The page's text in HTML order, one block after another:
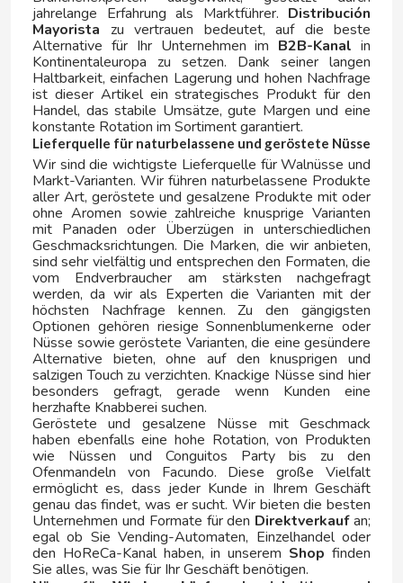
GLOBAL FOOD
GRANHS KONFEKTYR
GRANINI
GREFUSA
GUAY CAFÉ
GULLON
H
HALLS
HARIBO
HEINZ
jahrelange Erfahrung als Marktführer. Distribución
Mayorista zu vertrauen bedeutet, auf die beste
Alternative für Ihr Unternehmen im B2B-Kanal in
Kontinentaleuropa zu setzen. Dank seiner langen
Haltbarkeit, einfachen Lagerung und hohen Nachfrage
ist dieser Artikel ein strategisches Produkt für den
Handel, das stabile Umsätze, gute Margen und eine
konstante Rotation im Sortiment garantiert.
Lieferquelle für naturbelassene und geröstete Nüsse
Wir sind die wichtigste Lieferquelle für Walnüsse und
Markt-Varianten. Wir führen naturbelassene Produkte
aller Art, geröstete und gesalzene Produkte mit oder
ohne Aromen sowie zahlreiche knusprige Varianten
mit Panaden oder Überzügen in unterschiedlichen
Geschmacksrichtungen. Die Marken, die wir anbieten,
sind sehr vielfältig und entsprechen den Formaten, die
vom Endverbraucher am stärksten nachgefragt
werden, da wir als Experten die Varianten mit der
höchsten Nachfrage kennen. Zu den gängigsten
Optionen gehören riesige Sonnenblumenkerne oder
Nüsse sowie geröstete Varianten, die eine gesündere
Alternative bieten, ohne auf den knusprigen und
salzigen Touch zu verzichten. Knackige Nüsse sind hier
besonders gefragt, gerade wenn Kunden eine
herzhafte Knabberei suchen.
Geröstete und gesalzene Nüsse mit Geschmack
haben ebenfalls eine hohe Rotation, von Produkten
wie Nüssen und Conguitos Party bis zu den
Ofenmandeln von Facundo. Diese große Vielfalt
ermöglicht es, dass jeder Kunde in Ihrem Geschäft
genau das findet, was er sucht. Wir bieten die besten
Unternehmen und Formate für den Direktverkaufan;
egal ob Sie Vending-Automaten, Einzelhandel oder
den HoReCa-Kanal haben, in unserem Shop finden
Sie alles, was Sie für Ihr Geschäft benötigen.